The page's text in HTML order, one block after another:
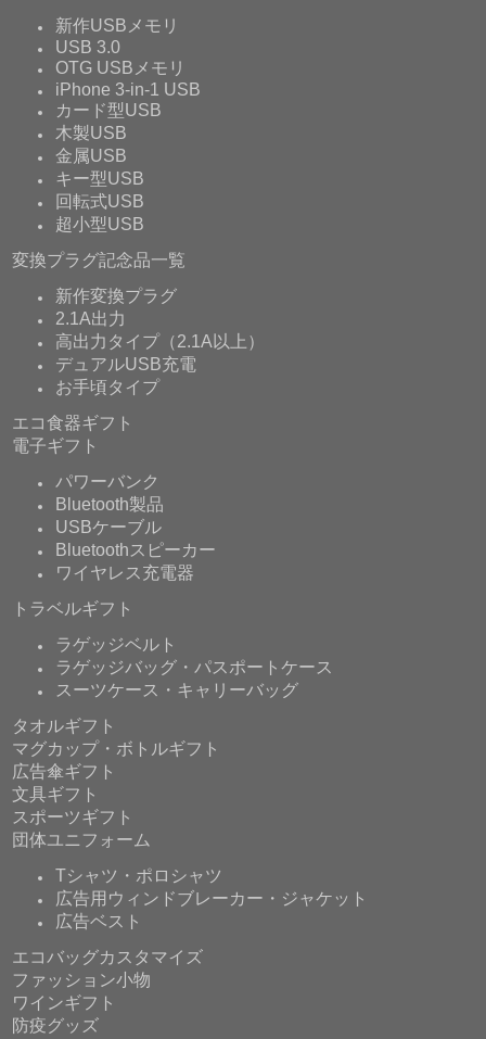
新作USBメモリ
USB 3.0
OTG USBメモリ
iPhone 3-in-1 USB
カード型USB
木製USB
金属USB
キー型USB
回転式USB
超小型USB
変換プラグ記念品一覧
新作変換プラグ
2.1A出力
高出力タイプ（2.1A以上）
デュアルUSB充電
お手頃タイプ
エコ食器ギフト
電子ギフト
パワーバンク
Bluetooth製品
USBケーブル
Bluetoothスピーカー
ワイヤレス充電器
トラベルギフト
ラゲッジベルト
ラゲッジバッグ・パスポートケース
スーツケース・キャリーバッグ
タオルギフト
マグカップ・ボトルギフト
広告傘ギフト
文具ギフト
スポーツギフト
団体ユニフォーム
Tシャツ・ポロシャツ
広告用ウィンドブレーカー・ジャケット
広告ベスト
エコバッグカスタマイズ
ファッション小物
ワインギフト
防疫グッズ